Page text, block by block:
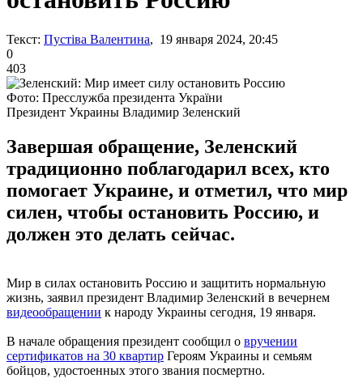
Текст: Пустіва Валентина, 19 января 2024, 20:45
0
403
Фото: Пресслужба президента України
Президент Украины Владимир Зеленский
Завершая обращение, Зеленский
традиционно поблагодарил всех, кто
помогает Украине, и отметил, что мир
силен, чтобы остановить Россию, и
должен это делать сейчас.
Мир в силах остановить Россию и защитить нормальную
жизнь, заявил президент Владимир Зеленский в вечернем
видеообращении к народу Украины сегодня, 19 января.
В начале обращения президент сообщил о вручении
сертификатов на 30 квартир Героям Украины и семьям
бойцов, удостоенных этого звания посмертно.